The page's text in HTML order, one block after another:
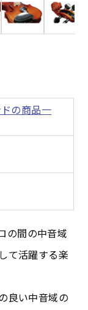
の商品一
の間の中音域
て活躍する楽
良い中音域の